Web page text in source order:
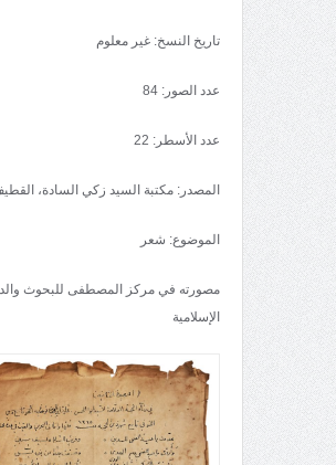
تاريخ النسخ: غير معلوم
عدد الصور: 84
عدد الأسطر: 22
المصدر: مكتبة السيد زكي السادة،
الموضوع: شعر
مصورته في مركز المصطفى للبحوث
الإسلامية